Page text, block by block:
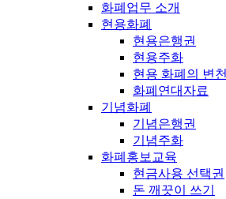
화폐업무 소개
현용화폐
현용은행권
현용주화
현용 화폐의 변천
화폐연대자료
기념화폐
기념은행권
기념주화
화폐홍보교육
현금사용 선택권
돈 깨끗이 쓰기